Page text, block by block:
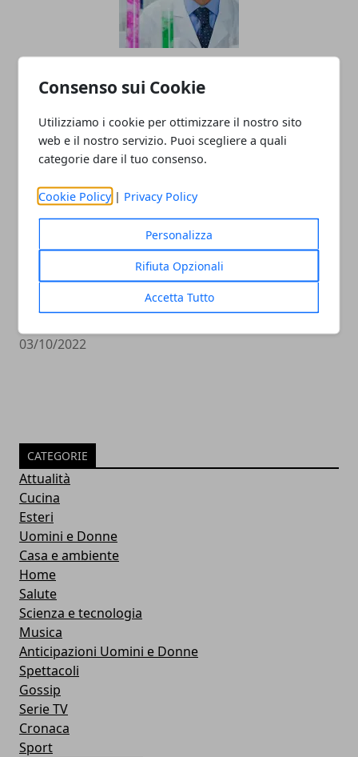
Consenso sui Cookie
Utilizziamo i cookie per ottimizzare il nostro sito
web e il nostro servizio. Puoi scegliere a quali
categorie dare il tuo consenso.
Cookie Policy | Privacy Policy
Personalizza
Rifiuta Opzionali
Accetta Tutto
da agenti chimici
22/02/2023
Mantenersi in salute per vivere meglio
e più a lungo: i consigli del Dott.Ongaro
03/10/2022
CATEGORIE
Attualità
Cucina
Esteri
Uomini e Donne
Casa e ambiente
Home
Salute
Scienza e tecnologia
Musica
Anticipazioni Uomini e Donne
Spettacoli
Gossip
Serie TV
Cronaca
Sport